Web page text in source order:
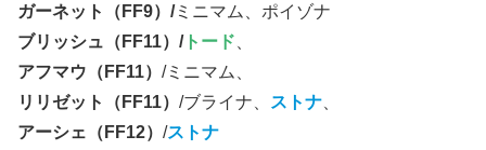
ガーネット（FF9）/ミニマム、ポイゾナ
ブリッシュ（FF11）/トード
アフマウ（FF11） /ミニマム、
リリゼット（FF11） /ブライナ、 ストナ
アーシェ（FF12） /ストナ